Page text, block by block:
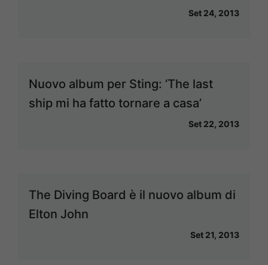
Set 24, 2013
Nuovo album per Sting: ‘The last
ship mi ha fatto tornare a casa’
Set 22, 2013
The Diving Board è il nuovo album di
Elton John
Set 21, 2013